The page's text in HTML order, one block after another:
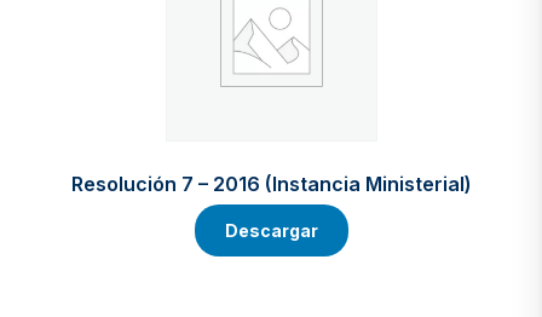
Resolución 7 – 2016 (Instancia Ministerial)
Descargar